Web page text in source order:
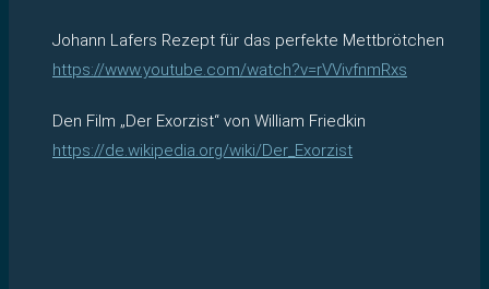
Johann Lafers Rezept für das perfekte Mettbrötchen
https://www.youtube.com/watch?v=rVVivfnmRxs
Den Film „Der Exorzist“ von William Friedkin
https://de.wikipedia.org/wiki/Der_Exorzist